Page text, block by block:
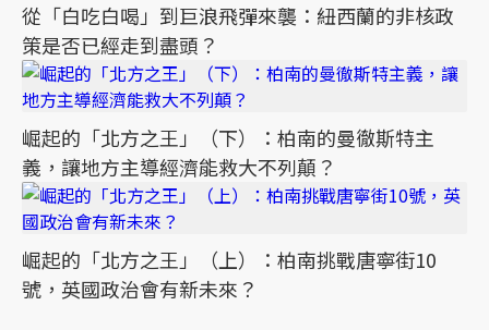
從「白吃白喝」到巨浪飛彈來襲：紐西蘭的非核政
策是否已經走到盡頭？
崛起的「北方之王」（下）：柏南的曼徹斯特主
義，讓地方主導經濟能救大不列顛？
崛起的「北方之王」（上）：柏南挑戰唐寧街10
號，英國政治會有新未來？